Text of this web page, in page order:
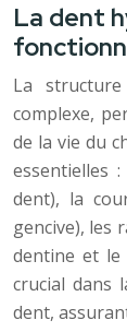
La dent
La
complexe,
de la vie du
essentielles
dent), la
gencive), les
dentine et le
crucial dans
dent,